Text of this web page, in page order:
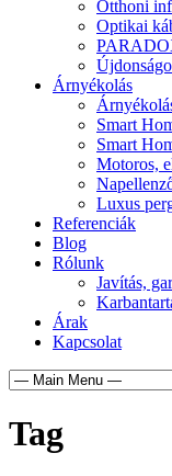
Otthoni
Optikai
Árnyékolás
Smart
Smart
Motoros,
Luxus
Referenciák
Blog
Rólunk
Javítás,
Árak
Kapcsolat
Tag